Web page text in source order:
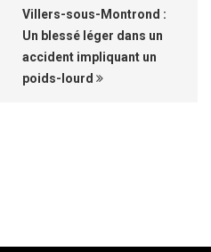
Villers-sous-Montrond :
Un blessé léger dans un
accident impliquant un
poids-lourd